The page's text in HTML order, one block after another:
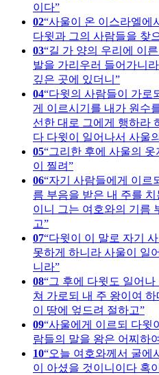
이다
02 사울이 온 이스라엘에
다윗과 그의 사람들을 찾
03 길 가 양의 우리에 이
발을 가리우러 들어가니
깊은 곳에 있더니
04 다윗의 사람들이 가로
게 이르시기를 내가 원수
선한 대로 그에게 행하라
다 다윗이 일어나서 사울
05 그리한 후에 사울의
이 찔려
06 자기 사람들에게 이르
름 부음을 받은 내 주를
이니 그는 여호와의 기름
고
07 다윗이 이 말로 자기
못하게 하니라 사울이 일
니라
08 그 후에 다윗도 일어
쳐 가로되 내 주 왕이여
이 땅에 엎드려 절하고
09 사울에게 이르되 다윗
람들의 말을 왕은 어찌하
10 오늘 여호와께서 굴에
이 아셨을 것이니이다 혹